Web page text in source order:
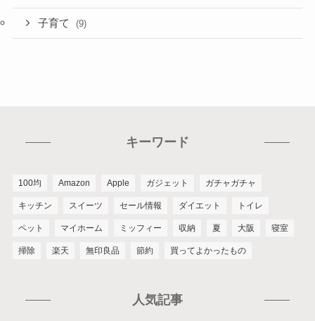
子育て (9)
キーワード
100均 Amazon Apple ガジェット ガチャガチャ
キッチン スイーツ セール情報 ダイエット トイレ
ペット マイホーム ミッフィー 収納 夏 大阪 寝室
掃除 楽天 無印良品 節約 買ってよかったもの
人気記事